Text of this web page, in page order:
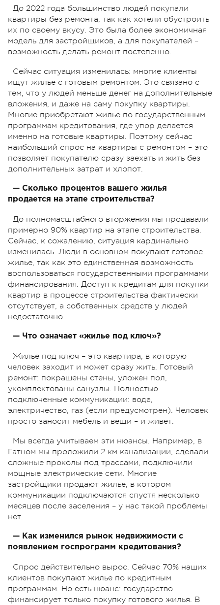
До 2022 года большинство людей покупали
квартиры без ремонта, так как хотели обустроить
их по своему вкусу. Это была более экономичная
модель для застройщиков, а для покупателей –
возможность делать ремонт постепенно.
Сейчас ситуация изменилась: многие клиенты
ищут жилье с готовым ремонтом. Это связано с
тем, что у людей меньше денег на дополнительные
вложения, и даже на саму покупку квартиры.
Многие приобретают жилье по государственным
программам кредитования, где упор делается
именно на готовые квартиры. Поэтому сейчас
наибольший спрос на квартиры с ремонтом – это
позволяет покупателю сразу заехать и жить без
дополнительных затрат и хлопот.
— Сколько процентов вашего жилья
продается на этапе строительства?
До полномасштабного вторжения мы продавали
примерно 90% квартир на этапе строительства.
Сейчас, к сожалению, ситуация кардинально
изменилась. Люди в основном покупают готовое
жилье, так как это единственная возможность
воспользоваться государственными программами
финансирования. Доступ к кредитам для покупки
квартир в процессе строительства фактически
отсутствует, а собственных средств у людей
недостаточно.
— Что означает «жилье под ключ»?
Жилье под ключ – это квартира, в которую
человек заходит и может сразу жить. Готовый
ремонт: покрашены стены, уложен пол,
укомплектованы санузлы. Полностью
подключенные коммуникации: вода,
электричество, газ (если предусмотрен). Человек
просто заносит мебель и вещи – и живет.
Мы всегда учитываем эти нюансы. Например, в
Гатном мы проложили 2 км канализации, сделали
сложные проколы под трассами, подключили
мощные электрические сети. Многие
застройщики продают жилье, в котором
коммуникации подключаются спустя несколько
месяцев после заселения – у нас такой проблемы
нет.
— Как изменился рынок недвижимости с
появлением госпрограмм кредитования?
Спрос действительно вырос. Сейчас 70% наших
клиентов покупают жилье по кредитным
программам. Но есть нюанс: государство
финансирует только покупку готового жилья. В